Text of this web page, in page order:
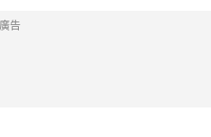
廣告